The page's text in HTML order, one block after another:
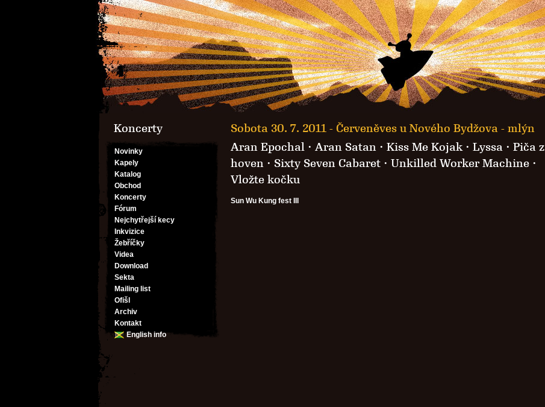
Koncerty
Novinky
Kapely
Katalog
Obchod
Koncerty
Fórum
Nejchytřejší kecy
Inkvizice
Žebříčky
Videa
Download
Sekta
Mailing list
Ofišl
Archiv
Kontakt
English info
Sobota 30. 7. 2011 - Červeněves u Nového Bydžova - mlýn
Aran Epochal · Aran Satan · Kiss Me Kojak· Lyssa · Piča z
hoven · Sixty Seven Cabaret · Unkilled Worker Machine ·
Vložte kočku
Sun Wu Kung fest III